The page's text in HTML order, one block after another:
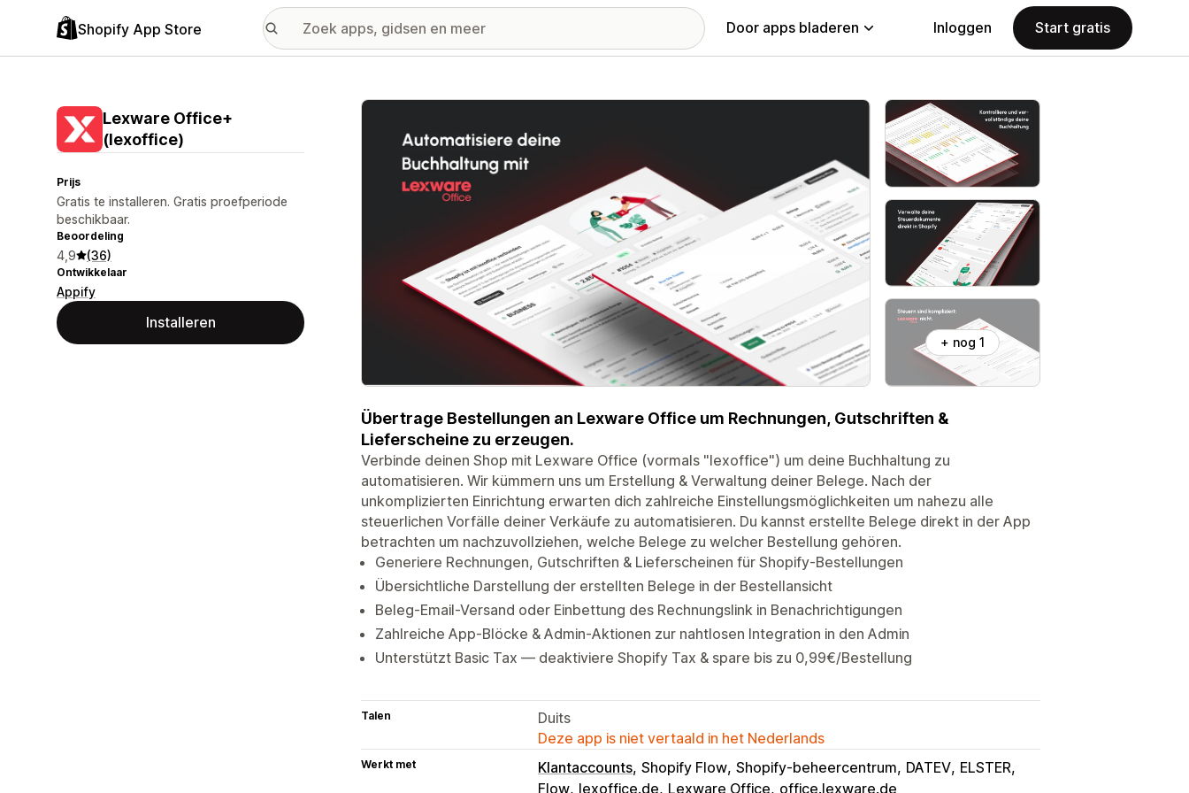
Shopify App Store Door apps bladeren Inloggen Start gratis
Lexware Office+
(lexoffice)
Prijs
Gratis te installeren. Gratis proefperiode
beschikbaar.
Beoordeling
4,9 (36)
Ontwikkelaar
Appify
Installeren
Galerij met uitgelichte afbeeldingen
+ nog 1
Übertrage Bestellungen an Lexware Office um Rechnungen, Gutschriften &
Lieferscheine zu erzeugen.
Verbinde deinen Shop mit Lexware Office (vormals "lexoffice") um deine Buchhaltung zu
automatisieren. Wir kümmern uns um Erstellung & Verwaltung deiner Belege. Nach der
unkomplizierten Einrichtung erwarten dich zahlreiche Einstellungsmöglichkeiten um nahezu alle
steuerlichen Vorfälle deiner Verkäufe zu automatisieren. Du kannst erstellte Belege direkt in der App
betrachten um nachzuvollziehen, welche Belege zu welcher Bestellung gehören.
Generiere Rechnungen, Gutschriften & Lieferscheinen für Shopify-Bestellungen
Übersichtliche Darstellung der erstellten Belege in der Bestellansicht
Beleg-Email-Versand oder Einbettung des Rechnungslink in Benachrichtigungen
Zahlreiche App-Blöcke & Admin-Aktionen zur nahtlosen Integration in den Admin
Unterstützt Basic Tax — deaktiviere Shopify Tax & spare bis zu 0,99€/Bestellung
Talen
Duits
Deze app is niet vertaald in het Nederlands
Werkt met Klantaccounts Shopify Flow Shopify-beheercentrum DATEV ELSTER
Flow lexoffice.de Lexware Office office.lexware.de